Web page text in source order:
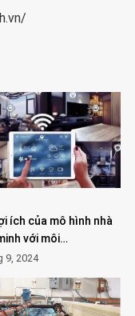
ích của mô hình nhà
với môi…
9, 2024